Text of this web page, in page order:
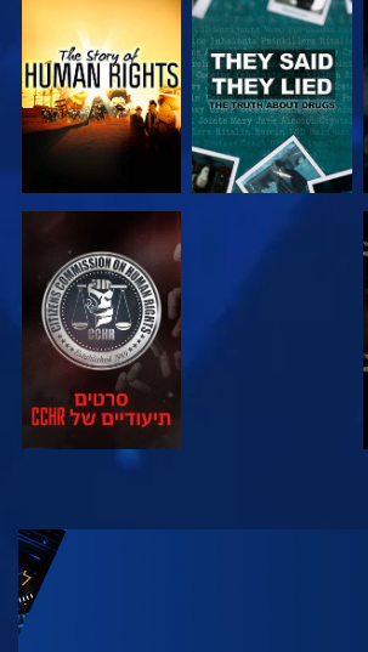
צפה צפה
צפה
בדוק את הסדרה